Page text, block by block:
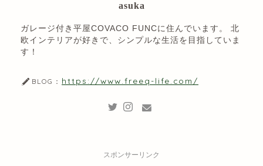
asuka
ガレージ付き平屋COVACO FUNCに住んでいます。 北
欧インテリアが好きで、シンプルな生活を目指していま
す！
BLOG： https://www.freeq-life.com/
スポンサーリンク